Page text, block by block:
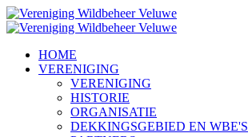
HOME
VERENIGING
VERENIGING
HISTORIE
ORGANISATIE
DEKKINGSGEBIED EN WBE'S